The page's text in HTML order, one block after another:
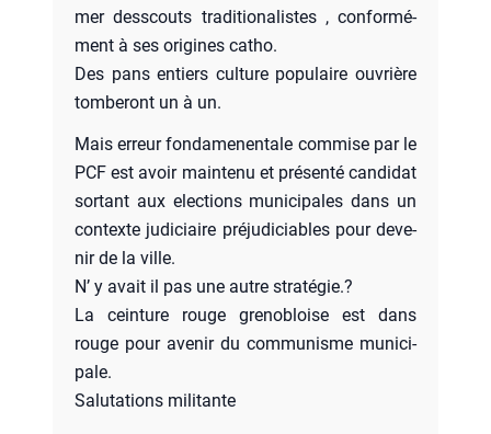
mer dess­couts tra­di­tio­na­listes , confor­mé­
ment à ses ori­gines catho.
Des pans entiers culture popu­laire ouvrière
tom­be­ront un à un.
Mais erreur fon­da­me­nen­tale com­mise par le
PCF est avoir main­te­nu et pré­sen­té can­di­dat
sor­tant aux elec­tions muni­ci­pales dans un
contexte judi­ciaire pré­ju­di­ciables pour deve­
nir de la ville.
N’ y avait il pas une autre stra­té­gie.?
La cein­ture rouge gre­no­bloise est dans
rouge pour ave­nir du com­mu­nisme muni­ci­
pale.
Salu­ta­tions mili­tante